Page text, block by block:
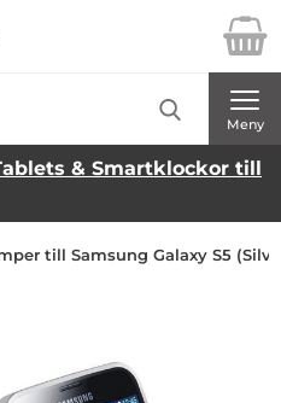
Telecom AB
Meny
& Smartklockor till
till Samsung Galaxy S5